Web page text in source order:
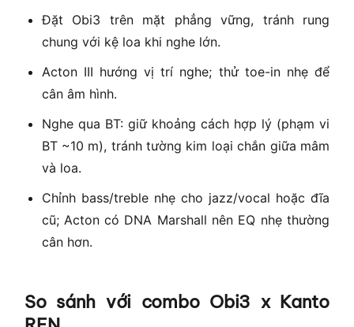
Đặt Obi3 trên mặt phẳng vững, tránh rung
chung với kệ loa khi nghe lớn.
Acton III hướng vị trí nghe; thử toe-in nhẹ để
cân âm hình.
Nghe qua BT: giữ khoảng cách hợp lý (phạm vi
BT ~10 m), tránh tường kim loại chắn giữa mâm
và loa.
Chỉnh bass/treble nhẹ cho jazz/vocal hoặc đĩa
cũ; Acton có DNA Marshall nên EQ nhẹ thường
cân hơn.
So sánh với combo Obi3 x Kanto